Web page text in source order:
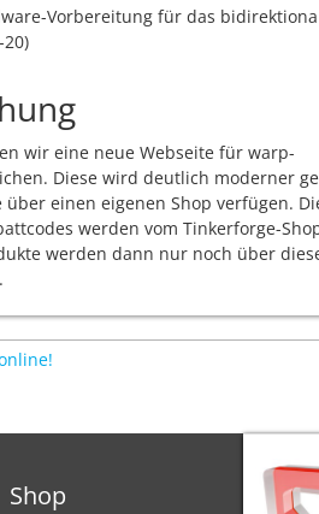
Vorbereitung für das
20)
wir eine neue Webseite für warp-
Diese wird deutlich moderner
einen eigenen Shop verfügen.
werden vom Tinkerforge-
werden dann nur noch über
Shop